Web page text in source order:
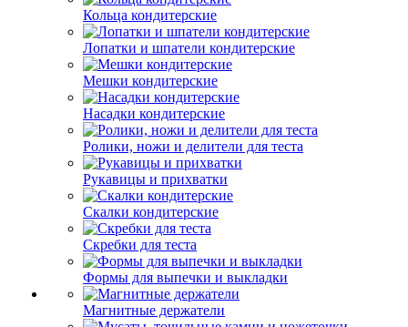
Кольца кондитерские
Лопатки и шпатели кондитерские
Мешки кондитерские
Насадки кондитерские
Ролики, ножи и делители для теста
Рукавицы и прихватки
Скалки кондитерские
Скребки для теста
Формы для выпечки и выкладки
Магнитные держатели